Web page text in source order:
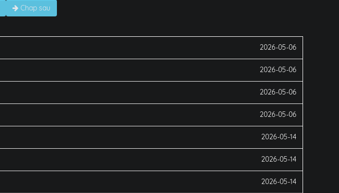
Chap sau
2026-05-06
2026-05-06
2026-05-06
2026-05-06
2026-05-14
2026-05-14
2026-05-14